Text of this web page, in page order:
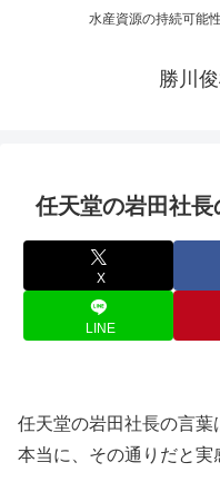
水産資源の持続可能
勝川
任天堂の岩田社長
X
LINE
任天堂の岩田社長の言葉
本当に、その通りだと実